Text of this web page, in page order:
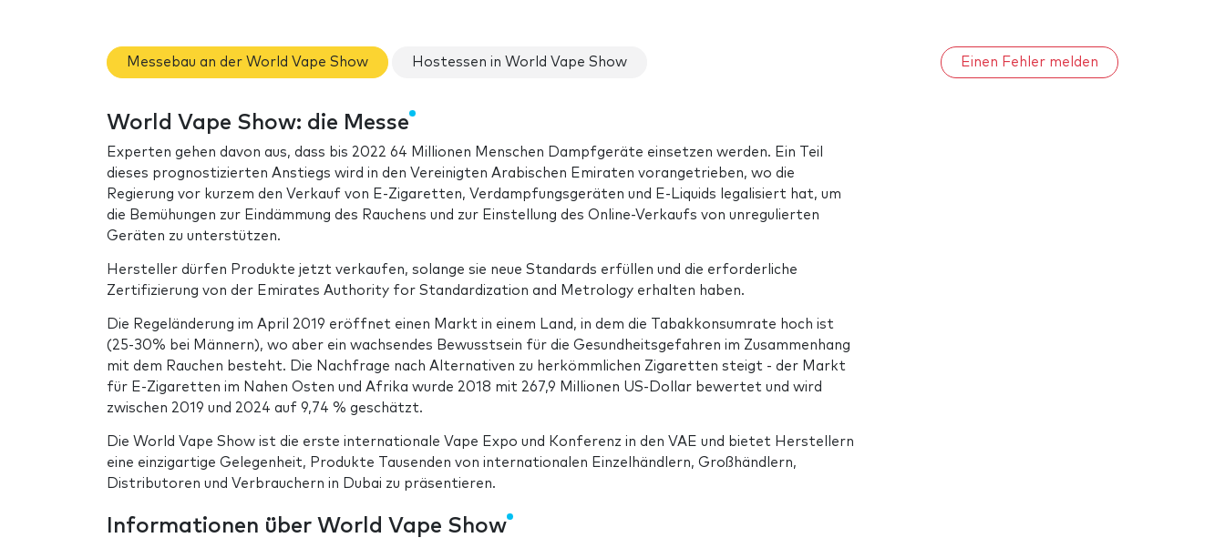
Messebau an der World Vape Show Hostessen in World Vape Show Einen Fehler melden
World Vape Show: die Messe
Experten gehen davon aus, dass bis 2022 64 Millionen Menschen Dampfgeräte einsetzen werden. Ein Teil
dieses prognostizierten Anstiegs wird in den Vereinigten Arabischen Emiraten vorangetrieben, wo die
Regierung vor kurzem den Verkauf von E-Zigaretten, Verdampfungsgeräten und E-Liquids legalisiert hat, um
die Bemühungen zur Eindämmung des Rauchens und zur Einstellung des Online-Verkaufs von unregulierten
Geräten zu unterstützen.
Hersteller dürfen Produkte jetzt verkaufen, solange sie neue Standards erfüllen und die erforderliche
Zertifizierung von der Emirates Authority for Standardization and Metrology erhalten haben.
Die Regeländerung im April 2019 eröffnet einen Markt in einem Land, in dem die Tabakkonsumrate hoch ist
(25-30% bei Männern), wo aber ein wachsendes Bewusstsein für die Gesundheitsgefahren im Zusammenhang
mit dem Rauchen besteht. Die Nachfrage nach Alternativen zu herkömmlichen Zigaretten steigt - der Markt
für E-Zigaretten im Nahen Osten und Afrika wurde 2018 mit 267,9 Millionen US-Dollar bewertet und wird
zwischen 2019 und 2024 auf 9,74 % geschätzt.
Die World Vape Show ist die erste internationale Vape Expo und Konferenz in den VAE und bietet Herstellern
eine einzigartige Gelegenheit, Produkte Tausenden von internationalen Einzelhändlern, Großhändlern,
Distributoren und Verbrauchern in Dubai zu präsentieren.
Informationen über World Vape Show